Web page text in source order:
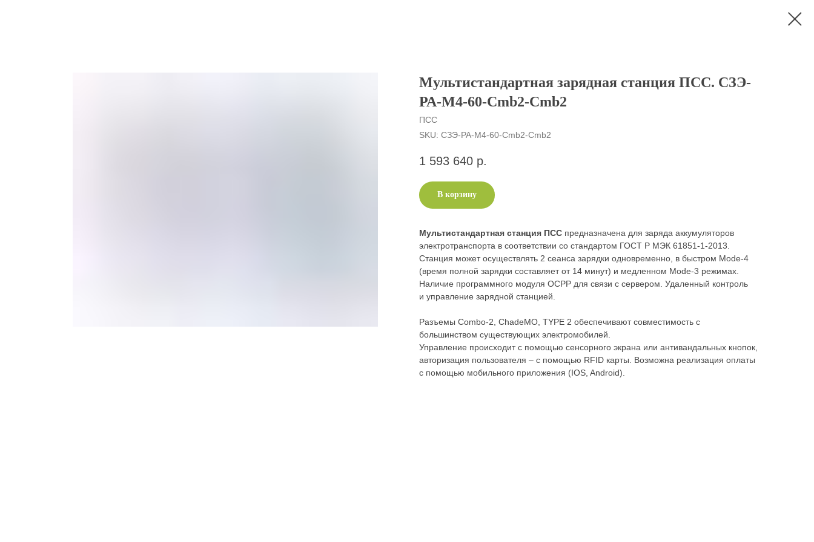
Мультистандартная зарядная станция ПСС. СЗЭ-
РА-M4-60-Cmb2-Cmb2
ПСС
SKU: СЗЭ-РА-M4-60-Cmb2-Cmb2
1 593 640 р.
В корзину
Мультистандартная станция ПСС предназначена для заряда аккумуляторов
электротранспорта в соответствии со стандартом ГОСТ Р МЭК 61851-1-2013.
Станция может осуществлять 2 сеанса зарядки одновременно, в быстром Mode-4
(время полной зарядки составляет от 14 минут) и медленном Mode-3 режимах.
Наличие программного модуля OCPP для связи с сервером. Удаленный контроль
и управление зарядной станцией.
Разъемы Combo-2, ChadeMO, TYPE 2 обеспечивают совместимость с
большинством существующих электромобилей.
Управление происходит с помощью сенсорного экрана или антивандальных кнопок,
авторизация пользователя – с помощью RFID карты. Возможна реализация оплаты
с помощью мобильного приложения (IOS, Android).